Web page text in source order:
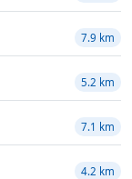
7.9 km
5.2 km
7.1 km
4.2 km